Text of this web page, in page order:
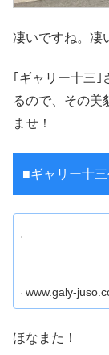
凄いですね。凄
｢ギャリー十三｣
るので、その美
ませ！
■ギャリー十
www.galy-
ほなまた！